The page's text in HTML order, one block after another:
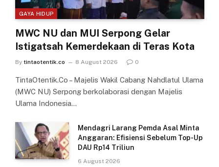
GAYA HIDUP
MWC NU dan MUI Serpong Gelar
Istigatsah Kemerdekaan di Teras Kota
By tintaotentik.co 8 August 2026 0
TintaOtentik.Co – Majelis Wakil Cabang Nahdlatul Ulama
(MWC NU) Serpong berkolaborasi dengan Majelis
Ulama Indonesia…
Mendagri Larang Pemda Asal Minta
Anggaran: Efisiensi Sebelum Top-Up
DAU Rp14 Triliun
6 August 2026